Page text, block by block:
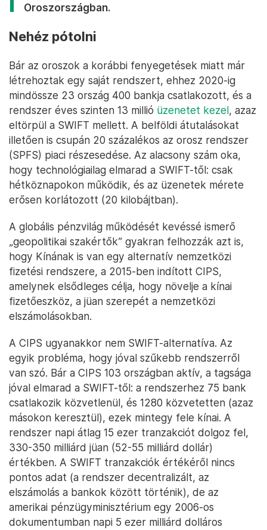
Oroszországban.
Nehéz pótolni
Bár az oroszok a korábbi fenyegetések miatt már
létrehoztak egy saját rendszert, ehhez 2020-ig
mindössze 23 ország 400 bankja csatlakozott, és a
rendszer éves szinten 13 millió üzenetet kezel, azaz
eltörpül a SWIFT mellett. A belföldi átutalásokat
illetően is csupán 20 százalékos az orosz rendszer
(SPFS) piaci részesedése. Az alacsony szám oka,
hogy technológiailag elmarad a SWIFT-től: csak
hétköznapokon működik, és az üzenetek mérete
erősen korlátozott (20 kilobájtban).
A globális pénzvilág működését kevéssé ismerő
„geopolitikai szakértők” gyakran felhozzák azt is,
hogy Kínának is van egy alternatív nemzetközi
fizetési rendszere, a 2015-ben indított CIPS,
amelynek elsődleges célja, hogy növelje a kínai
fizetőeszköz, a jüan szerepét a nemzetközi
elszámolásokban.
A CIPS ugyanakkor nem SWIFT-alternatíva. Az
egyik probléma, hogy jóval szűkebb rendszerről
van szó. Bár a CIPS 103 országban aktív, a tagsága
jóval elmarad a SWIFT-től: a rendszerhez 75 bank
csatlakozik közvetlenül, és 1280 közvetetten (azaz
másokon keresztül), ezek mintegy fele kínai. A
rendszer napi átlag 15 ezer tranzakciót dolgoz fel,
330-350 milliárd jüan (52-55 milliárd dollár)
értékben. A SWIFT tranzakciók értékéről nincs
pontos adat (a rendszer decentralizált, az
elszámolás a bankok között történik), de az
amerikai pénzügyminisztérium egy 2006-os
dokumentumban napi 5 ezer milliárd dolláros